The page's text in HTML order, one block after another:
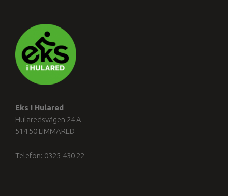
Eks i Hulared
Hularedsvägen 24 A
514 50 LIMMARED
Telefon: 0325-430 22